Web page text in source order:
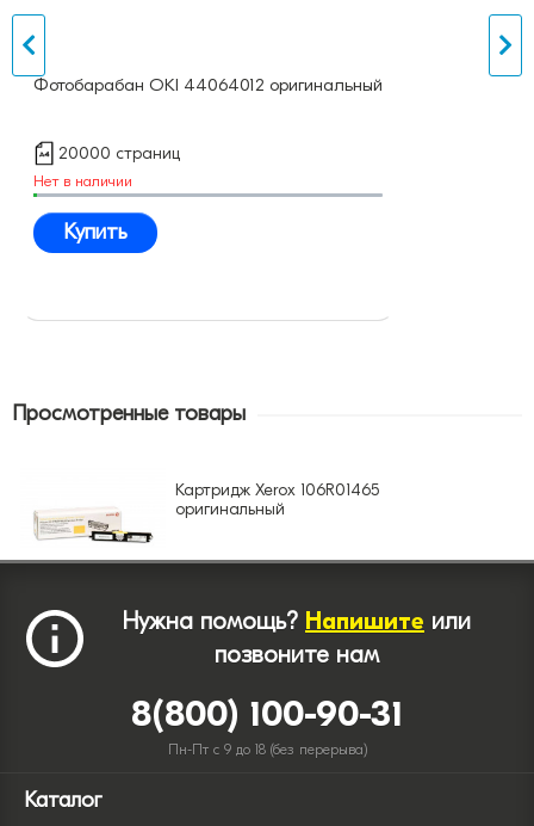
Фотобарабан OKI 44064012 оригинальный
20000 страниц
Нет в наличии
Купить
Просмотренные товары
Картридж Xerox 106R01465
оригинальный
Нужна помощь? Напишите или
позвоните нам
8(800) 100-90-31
Пн-Пт с 9 до 18 (без перерыва)
Каталог